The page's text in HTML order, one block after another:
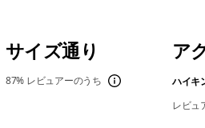
サイズ通り
87% レビュアーのうち
ア
ハイキ
レビュ